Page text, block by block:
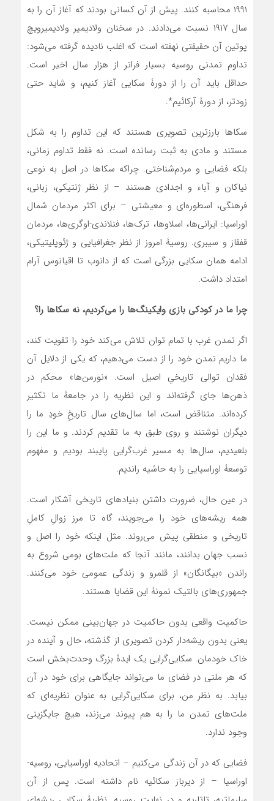
۱۹۹۱ محاسبه کنند. پیش از آن کسانی بودند که آغاز آن را به
سال ۱۹۱۷ نسبت می‌دادند. در سخنان ولادیمیر ولادیمیرویچ
پوتین آن حقیقتی نهفته است که اغلب نادیده گرفته می‌شود:
تداوم تمدنی روسیه بسیار فراتر از هزار سال اخیر است.
حداقل باید آن را از دورۀ سکایی آغاز کنیم، و شاید حتی
زودتر، از دورۀ آرکائیم*.
سکاها بارزترین تصویری هستند که این تداوم را به شکل
مستند و مادی به ثبت رسانده است. نه فقط تداوم زمانی،
بلکه فضایی و مردم‌شناختی. چراکه سکاها در اصل به نوعی
نیاکان و آباء و اجدادی هستند – از نظر ژنتیکی، زبانی،
فرهنگی، اسطوره‌ای و معیشتی – برای اکثر مردمان شمال
اوراسیا: ایرانی‌ها، اسلاوها، ترک‌ها، فنلاندی-اوگری‌ها، مردمان
قفقاز و سیبری. روسیۀ امروز از نظر جغرافیایی و ژئوپلیتیکی،
ادامه همان سکایی بزرگی است که از دانوب تا اقیانوس آرام
امتداد داشت.
چرا ما در کودکی بازی وایکینگ‌ها را می‌کردیم، نه سکاها را؟
اگر تمدن غرب با تمام توان تلاش می‌کند خود را تقویت کند،
ما داریم تمدن خود را از دست می‌دهیم، که یکی از دلایل آن
فقدان توالی تاریخیِ اصیل است. «نورمن‌ها» محکم در
ذهن‌ها جای گرفته‌اند و این نظریه را در جامعۀ ما تکثیر
کرده‌اند. متناقض‌ است، اما سال‌های سال تاریخِ خودِ ما را
دیگران نوشتند و روی طبق به ما تقدیم کردند. و ما این را
بلعیدیم، سال‌ها به مسیر غرب‌گرایی پایبند بودیم و مفهوم
توسعۀ اوراسیایی را به حاشیه راندیم.
در عین حال، ضرورت داشتن بنیادهای تاریخی آشکار است.
همه ریشه‌های خود را می‌جویند، گاه تا مرز زوالِ کاملِ
تاریخی و منطقی پیش می‌روند. مثل اینکه خود را اصل و
نسب جهان بدانند، مانند آنجا که ملت‌های بومی شروع به
راندن «بیگانگان» از قلمرو و زندگی عمومی خود می‌کنند.
جمهوری‌های بالتیک نمونۀ این قضایا هستند.
حاکمیت واقعی بدون حاکمیت در جهان‌بینی ممکن نیست.
یعنی بدون ریشه‌دار کردن تصویری از گذشته، حال و آینده در
خاک خودمان. سکایی‌گرایی یک ایدۀ بزرگ وحدت‌بخش است
که هر ملتی در فضای ما می‌تواند جایگاهی برای خود در آن
بیابد. به نظر من، برای سکایی‌گرایی به عنوان نظریه‌ای که
ملت‌های تمدن ما را به هم پیوند می‌زند، هیچ جایگزینی
وجود ندارد.
فضایی که در آن زندگی می‌کنیم – اتحادیه اوراسیایی، روسیه-
اوراسیا – از دیرباز سکائیه نام داشته است. پس از آن